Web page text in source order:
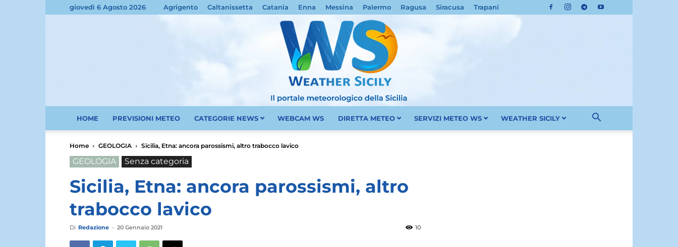
giovedì 6 Agosto 2026 Agrigento Caltanissetta Catania Enna Messina Palermo Ragusa Siracusa Trapani
HOME PREVISIONI METEO CATEGORIE NEWS WEBCAM WS DIRETTA METEO SERVIZI METEO WS WEATHER SICILY
Home GEOLOGIA Sicilia, Etna: ancora parossismi, altro trabocco lavico
GEOLOGIA Senza categoria
Sicilia, Etna: ancora parossismi, altro
trabocco lavico
Di Redazione - 20 Gennaio 2021 10